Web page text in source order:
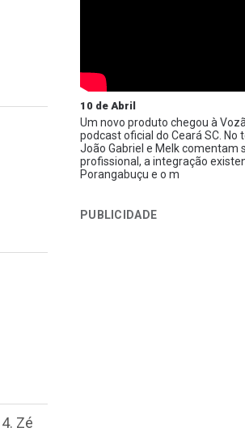
Zé
10 de Abril
Um novo produto chegou à
podcast oficial do Ceará SC. No
João Gabriel e Melk comentam
profissional, a integração
Porangabuçu e o m
PUBLICIDADE